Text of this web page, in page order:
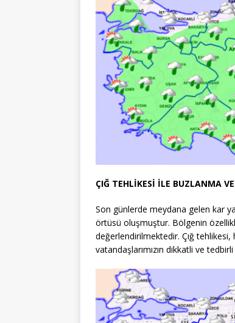
ÇIĞ TEHLİKESİ İLE BUZLANMA
Son günlerde meydana gelen kar
örtüsü oluşmuştur. Bölgenin
değerlendirilmektedir. Çığ
vatandaşlarımızın dikkatli ve